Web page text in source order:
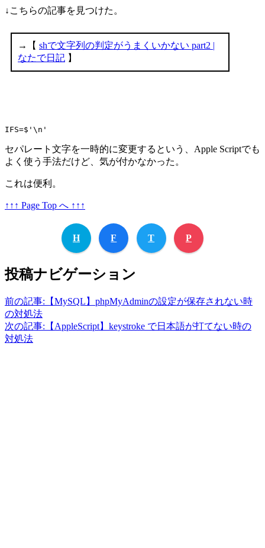
↓こちらの記事を見つけた。
IFS=$'\n'
セパレート文字を一時的に変更するという、Apple Scriptでも
よく使う手法だけど、気が付かなかった。
これは便利。
↑↑↑ Page Top へ ↑↑↑
H F T P
投稿ナビゲーション
前の記事: 【MySQL】phpMyAdminの設定が保存されない時
の対処法
次の記事: 【AppleScript】keystroke で日本語が打てない時の
対処法